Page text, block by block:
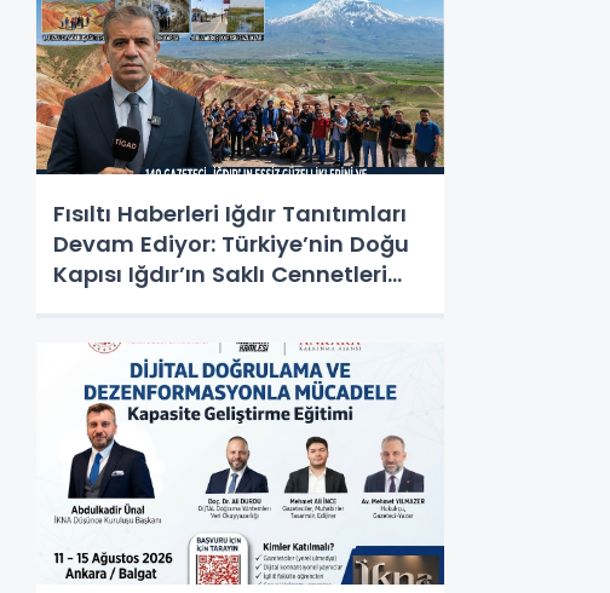
Fısıltı Haberleri Iğdır Tanıtımları
Devam Ediyor: Türkiye’nin Doğu
Kapısı Iğdır’ın Saklı Cennetleri